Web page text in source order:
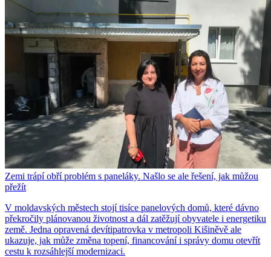
Zemi trápí obří problém s paneláky. Našlo se ale řešení, jak můžou
přežít
V moldavských městech stojí tisíce panelových domů, které dávno
překročily plánovanou životnost a dál zatěžují obyvatele i energetiku
země. Jedna opravená devítipatrovka v metropoli Kišiněvě ale
ukazuje, jak může změna topení, financování i správy domu otevřít
cestu k rozsáhlejší modernizaci.